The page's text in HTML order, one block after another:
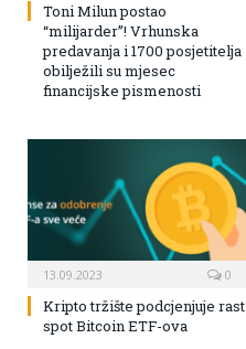
Toni Milun postao
“milijarder”! Vrhunska
predavanja i 1700 posjetitelja
obilježili su mjesec
financijske pismenosti
13.09.2023 0
Kripto tržište podcjenjuje rast
spot Bitcoin ETF-ova